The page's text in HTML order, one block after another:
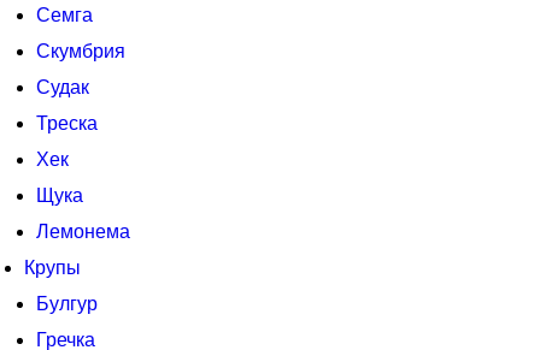
Семга
Скумбрия
Судак
Треска
Хек
Щука
Лемонема
Крупы
Булгур
Гречка